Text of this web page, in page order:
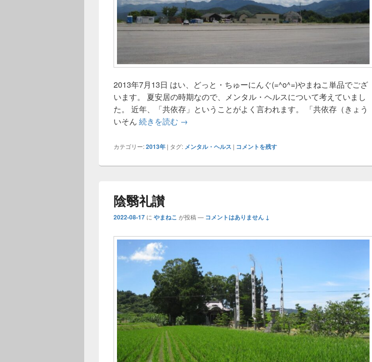
2013年7月13日 はい、どっと・ちゅーにんぐ(=^o^=)やまねこ単品でござ
います。 夏安居の時期なので、メンタル・ヘルスについて考えていまし
た。 近年、「共依存」ということがよく言われます。 「共依存（きょう
いそん 続きを読む 共依存と孤独
→
カテゴリー:2013年 | タグ: メンタル・ヘルス | コメントを残す
陰翳礼讃
2022-08-17 に やまねこ が投稿 — コメントはありません ↓